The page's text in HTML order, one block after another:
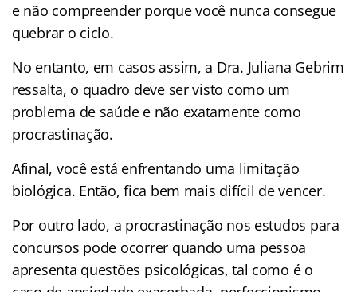
e não compreender porque você nunca consegue
quebrar o ciclo.
No entanto, em casos assim, a Dra. Juliana Gebrim
ressalta, o quadro deve ser visto como um
problema de saúde e não exatamente como
procrastinação.
Afinal, você está enfrentando uma limitação
biológica. Então, fica bem mais difícil de vencer.
Por outro lado, a procrastinação nos estudos para
concursos pode ocorrer quando uma pessoa
apresenta questões psicológicas, tal como é o